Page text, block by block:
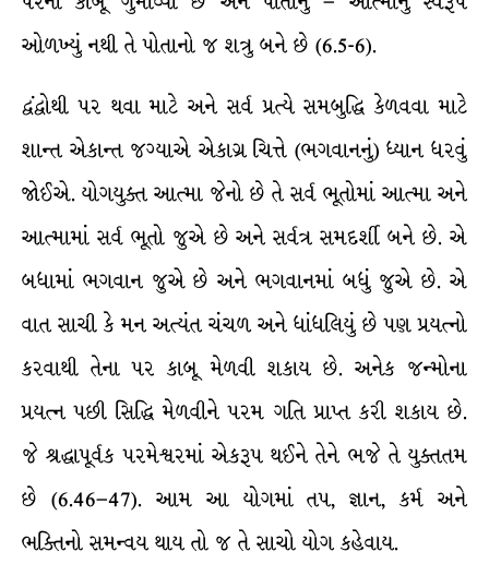
ઓળખ્યું નથી તે પોતાનો જ શત્રુ બને છે (6.5-6).
દ્વંદ્વોથી પર થવા માટે અને સર્વ પ્રત્યે સમબુદ્ધિ કેળવવા માટે
શાન્ત એકાન્ત જગ્યાએ એકાગ્ર ચિત્તે (ભગવાનનું) ધ્યાન ધરવું
જોઈએ. યોગયુક્ત આત્મા જેનો છે તે સર્વ ભૂતોમાં આત્મા અને
આત્મામાં સર્વ ભૂતો જુએ છે અને સર્વત્ર સમદર્શી બને છે. એ
બધામાં ભગવાન જુએ છે અને ભગવાનમાં બધું જુએ છે. એ
વાત સાચી કે મન અત્યંત ચંચળ અને ધાંધલિયું છે પણ પ્રયત્નો
કરવાથી તેના પર કાબૂ મેળવી શકાય છે. અનેક જન્મોના
પ્રયત્ન પછી સિદ્ધિ મેળવીને પરમ ગતિ પ્રાપ્ત કરી શકાય છે.
જે શ્રદ્ધાપૂર્વક પરમેશ્વરમાં એકરૂપ થઈને તેને ભજે તે યુક્તતમ
છે (6.46–47). આમ આ યોગમાં તપ, જ્ઞાન, કર્મ અને
ભક્તિનો સમન્વય થાય તો જ તે સાચો યોગ કહેવાય.